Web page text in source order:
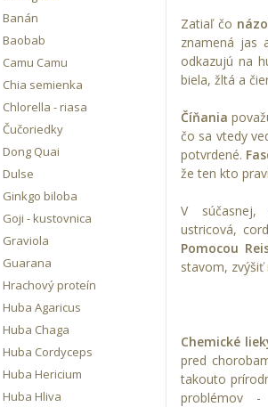
Banán
Baobab
Camu Camu
Chia semienka
Chlorella - riasa
Čučoriedky
Dong Quai
Dulse
Ginkgo biloba
Goji - kustovnica
Graviola
Guarana
Hrachový proteín
Huba Agaricus
Huba Chaga
Huba Cordyceps
Huba Hericium
Huba Hliva
Zatiaľ čo
znamená jas
odkazujú na
biela, žltá a
Číňania
čo sa vtedy
potvrdené.
že ten kto
V
ustricová,
Pomocou
stavom, zvýšiť
Chemické
pred
takouto
problémov -